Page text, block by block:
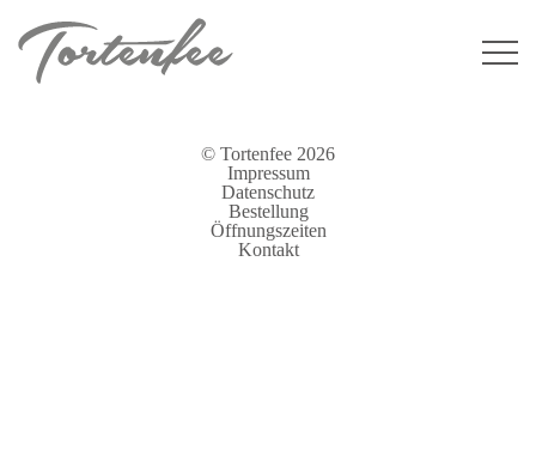
content
© Tortenfee 2026
Impressum
Datenschutz
Bestellung
Öffnungszeiten
Kontakt